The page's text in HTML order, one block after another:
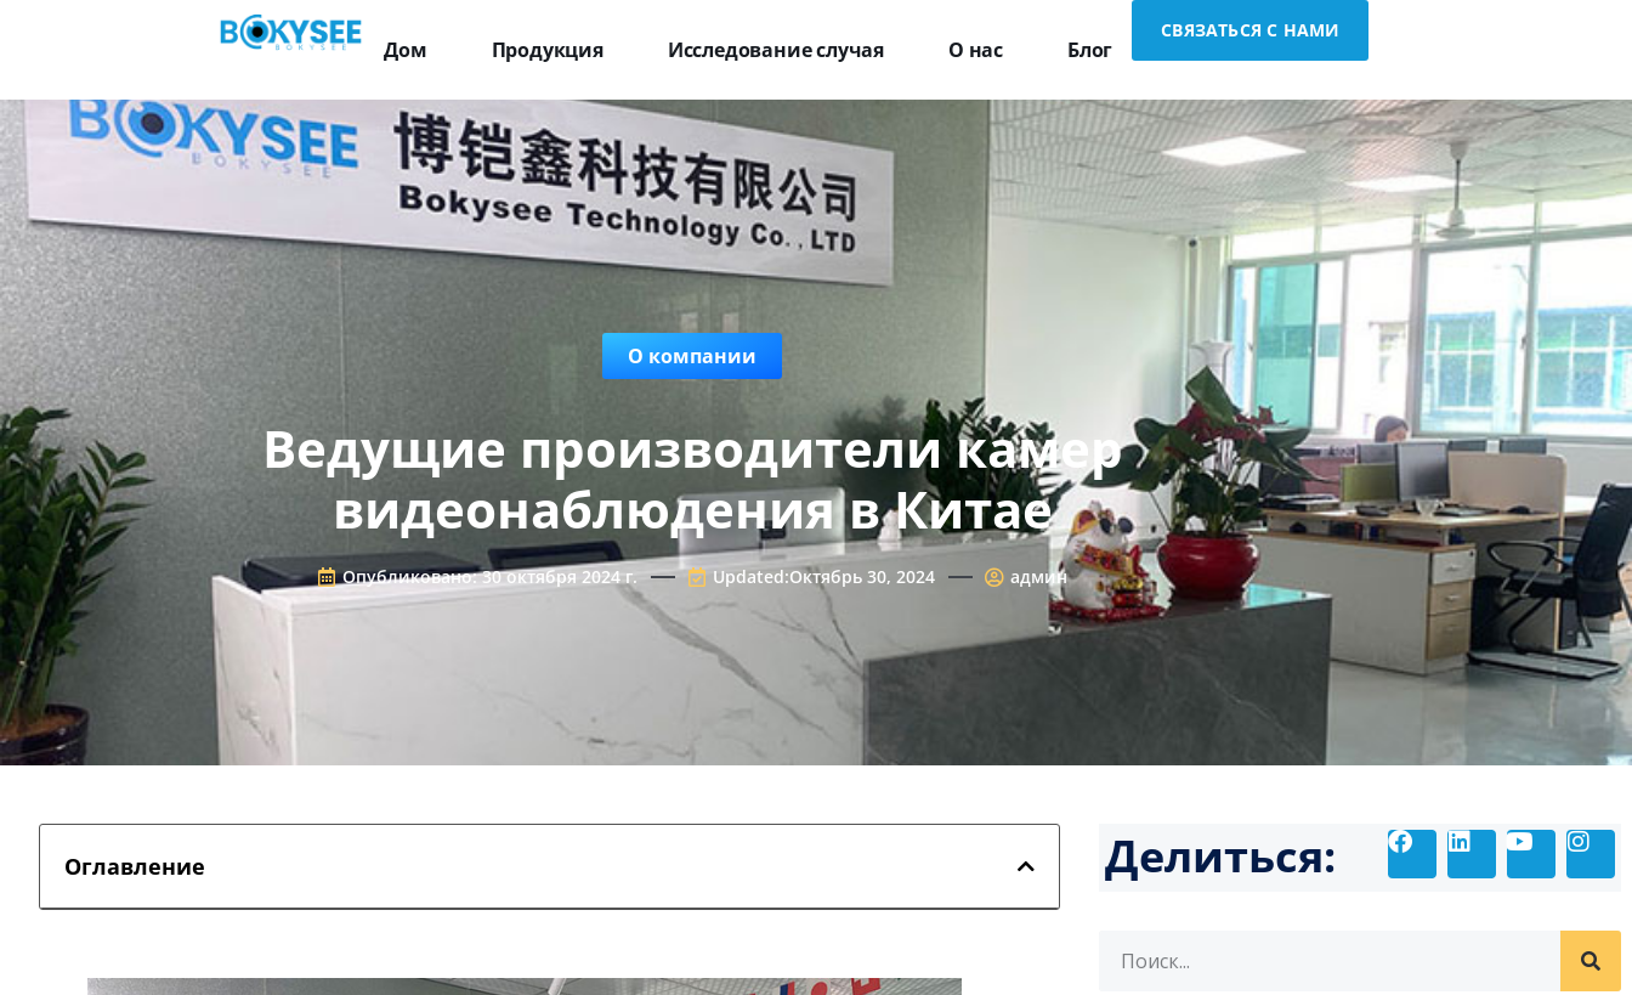
Дом Продукция Исследование случая О нас Блог
СВЯЗАТЬСЯ С НАМИ
О компании
Ведущие производители камер
видеонаблюдения в Китае
Опубликовано: 30 октября 2024 г. Updated:Октябрь 30, 2024 админ
Оглавление Делиться: